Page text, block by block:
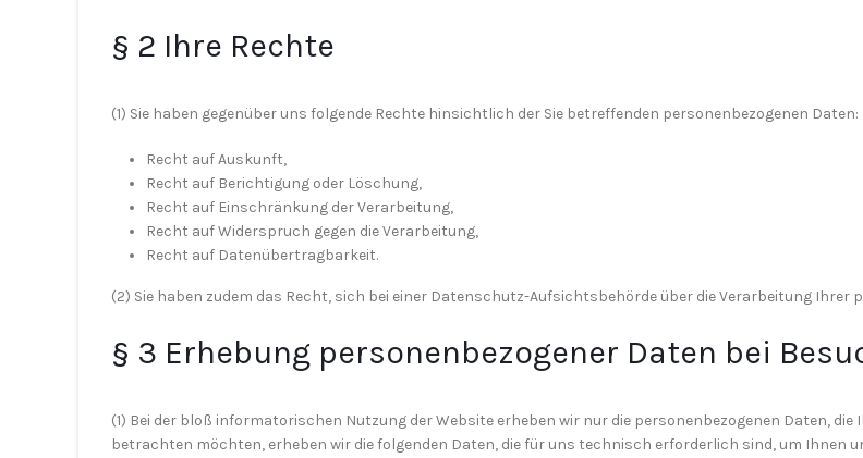
§ 2 Ihre Rechte
(1) Sie haben gegenüber uns folgende Rechte hinsichtlich der Sie betreffenden personenbezogenen Daten:
Recht auf Auskunft,
Recht auf Berichtigung oder Löschung,
Recht auf Einschränkung der Verarbeitung,
Recht auf Widerspruch gegen die Verarbeitung,
Recht auf Datenübertragbarkeit.
(2) Sie haben zudem das Recht, sich bei einer Datenschutz-Aufsichtsbehörde über die Verarbeitung Ihrer
§ 3 Erhebung personenbezogener Daten bei
(1) Bei der bloß informatorischen Nutzung der Website erheben wir nur die personenbezogenen Daten,
betrachten möchten, erheben wir die folgenden Daten, die für uns technisch erforderlich sind, um Ihnen